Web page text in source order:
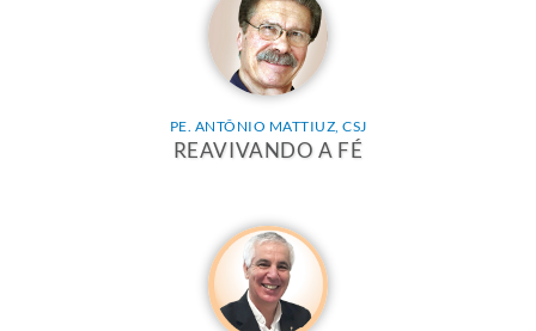
PE. ANTÔNIO MATTIUZ, CSJ
REAVIVANDO A FÉ